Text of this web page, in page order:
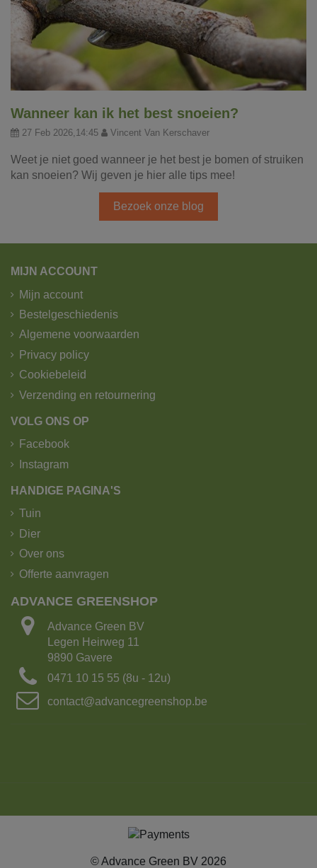
Wanneer kan ik het best snoeien?
27 Feb 2026,14:45 Vincent Van Kerschaver
Weet je niet goed wanneer je het best je bomen of struiken
kan snoeien? Wij geven je hier alle tips mee!
Bezoek onze blog
MIJN ACCOUNT
Mijn account
Bestelgeschiedenis
Algemene voorwaarden
Privacy policy
Cookiebeleid
Verzending en retournering
VOLG ONS OP
Facebook
Instagram
HANDIGE PAGINA'S
Tuin
Dier
Over ons
Offerte aanvragen
ADVANCE GREENSHOP
Advance Green BV
Legen Heirweg 11
9890 Gavere
0471 10 15 55 (8u - 12u)
contact@advancegreenshop.be
© Advance Green BV 2026